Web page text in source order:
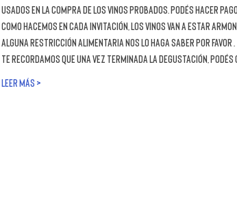
usados en la compra de los vinos probados. Podés hacer
Como hacemos en cada invitación, los vinos van a estar
alguna restricción alimentaria nos lo haga saber por favor .
Te recordamos que una vez terminada la degustación,
LEER MÁS >